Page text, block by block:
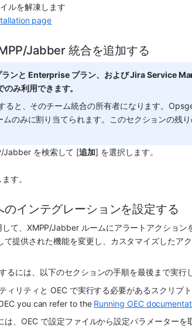
ルを解凍します
page
Jabber 統合を追加する
ンと Enterprise プラン、および Jira Service
み利用できます。
ると、そのチーム統合の所有者になります。
のみに割り当てられます。このセクションの残り
Jabber を検索して [追加] を選択します。
す。
インテグレーションを設定する
て、 XMPP/Jabber ルームにアラートアクション
提供された機能を変更し、カスタマイズしたア
には、以下のセクションの手順を最後まで実行
ィリティと OEC で実行する必要があるスクリプト
you can refer to the Running OEC
、OEC で設定ファイルから設定パラメーターを